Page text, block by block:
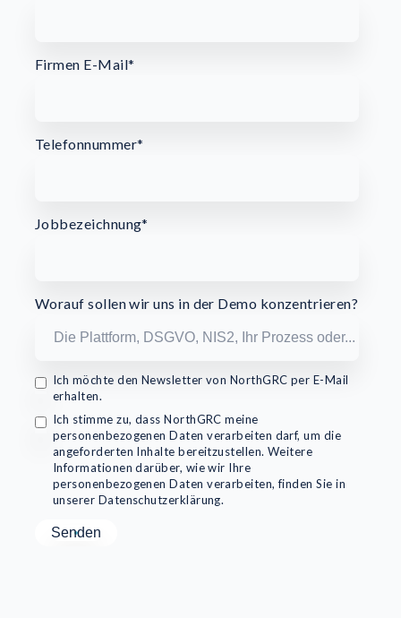
Firmen E-Mail*
Telefonnummer*
Jobbezeichnung*
Worauf sollen wir uns in der Demo konzentrieren?
Ich möchte den Newsletter von NorthGRC per E-Mail
erhalten.
Ich stimme zu, dass NorthGRC meine
personenbezogenen Daten verarbeiten darf, um die
angeforderten Inhalte bereitzustellen. Weitere
Informationen darüber, wie wir Ihre
personenbezogenen Daten verarbeiten, finden Sie in
unserer Datenschutzerklärung.